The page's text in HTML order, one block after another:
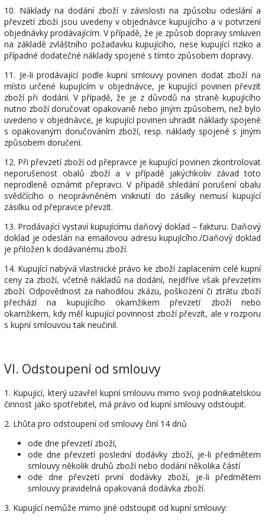
10. Náklady na dodání zboží v závislosti na způsobu odeslání a
převzetí zboží jsou uvedeny v objednávce kupujícího a v potvrzení
objednávky prodávajícím. V případě, že je způsob dopravy smluven
na základě zvláštního požadavku kupujícího, nese kupující riziko a
případné dodatečné náklady spojené s tímto způsobem dopravy.
11. Je-li prodávající podle kupní smlouvy povinen dodat zboží na
místo určené kupujícím v objednávce, je kupující povinen převzít
zboží při dodání. V případě, že je z důvodů na straně kupujícího
nutno zboží doručovat opakovaně nebo jiným způsobem, než bylo
uvedeno v objednávce, je kupující povinen uhradit náklady spojené
s opakovaným doručováním zboží, resp. náklady spojené s jiným
způsobem doručení.
12. Při převzetí zboží od přepravce je kupující povinen zkontrolovat
neporušenost obalů zboží a v případě jakýchkoliv závad toto
neprodleně oznámit přepravci. V případě shledání porušení obalu
svědčícího o neoprávněném vniknutí do zásilky nemusí kupující
zásilku od přepravce převzít.
13. Prodávající vystaví kupujícímu daňový doklad – fakturu. Daňový
doklad je odeslán na emailovou adresu kupujícího./Daňový doklad
je přiložen k dodávanému zboží.
14. Kupující nabývá vlastnické právo ke zboží zaplacením celé kupní
ceny za zboží, včetně nákladů na dodání, nejdříve však převzetím
zboží. Odpovědnost za nahodilou zkázu, poškození či ztrátu zboží
přechází na kupujícího okamžikem převzetí zboží nebo
okamžikem, kdy měl kupující povinnost zboží převzít, ale v rozporu
s kupní smlouvou tak neučinil.
VI. Odstoupení od smlouvy
1. Kupující, který uzavřel kupní smlouvu mimo svoji podnikatelskou
činnost jako spotřebitel, má právo od kupní smlouvy odstoupit.
2. Lhůta pro odstoupení od smlouvy činí 14 dnů
ode dne převzetí zboží,
ode dne převzetí poslední dodávky zboží, je-li předmětem
smlouvy několik druhů zboží nebo dodání několika částí
ode dne převzetí první dodávky zboží, je-li předmětem
smlouvy pravidelná opakovaná dodávka zboží.
3. Kupující nemůže mimo jiné odstoupit od kupní smlouvy: